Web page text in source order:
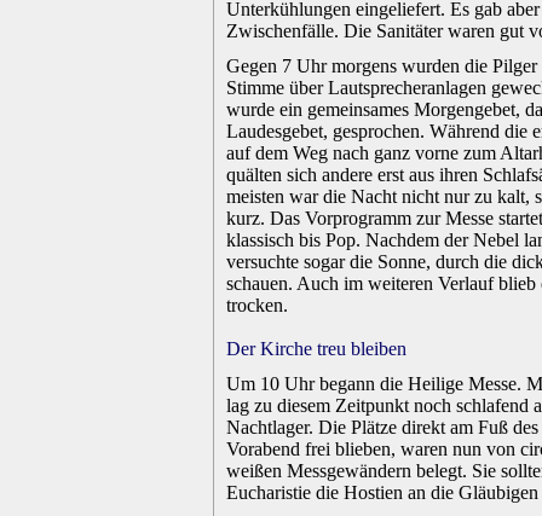
Unterkühlungen eingeliefert. Es gab
Zwischenfälle. Die Sanitäter waren gut
Gegen 7 Uhr morgens wurden die Pilger
Stimme über Lautsprecheranlagen
wurde ein gemeinsames Morgengebet,
Laudesgebet, gesprochen. Während die
auf dem Weg nach ganz vorne zum
quälten sich andere erst aus ihren
meisten war die Nacht nicht nur zu kalt,
kurz. Das Vorprogramm zur Messe
klassisch bis Pop. Nachdem der Nebel
versuchte sogar die Sonne, durch die
schauen. Auch im weiteren Verlauf
trocken.
Der Kirche treu bleiben
Um 10 Uhr begann die Heilige Messe.
lag zu diesem Zeitpunkt noch schlafend
Nachtlager. Die Plätze direkt am Fuß
Vorabend frei blieben, waren nun von
weißen Messgewändern belegt. Sie
Eucharistie die Hostien an die Gläubigen